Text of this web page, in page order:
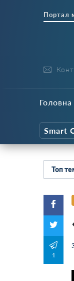
Портал
Головна
Smart
Топ
1